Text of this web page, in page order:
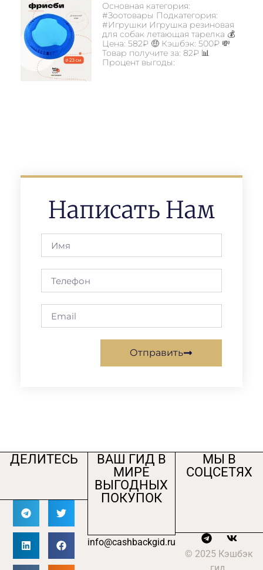
Основная категория:
#Зоотовары Подкатегория:
#Игрушки Игрушка резиновая
для собак летающая тарелка 💰
Цена: 582₽ 🤑 Кэшбэк: 500₽ 💸
Товар получите за: 82₽ 📊
Процент выгоды:
Написать Нам
Отправить
ДЕЛИТЕСЬ
ВАШ ГИД В
МИРЕ
ВЫГОДНЫХ
ПОКУПОК
info@cashbackgid.ru
МЫ В
СОЦСЕТЯХ
© 2025 Кэшбэк